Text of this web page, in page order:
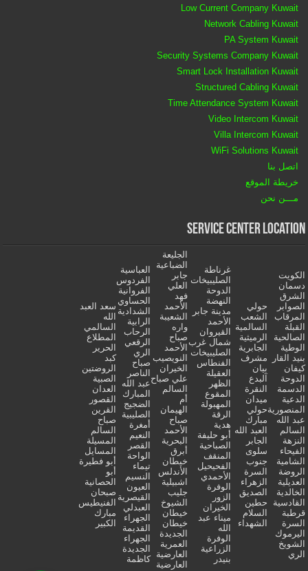
Low Current Company Kuwait
Network Cabling Kuwait
PA System Kuwait
Security Systems Company Kuwait
Smart Lock Installation Kuwait
Structured Cabling Kuwait
Time Attendance System Kuwait
Video Intercom Kuwait
Villa Intercom Kuwait
WiFi Solutions Kuwait
اتصل بنا
خريطة الموقع
مـــن نحن
Service Center Location
الكويت
دسمان
الشرق
الصوابر
المرقاب
القبلة
الصالحية
الوطية
بنيد القار
كيفان
الدوحة
الدسمة
الدعية
المنصورية
عبد الله
السالم
النزهة
الفيحاء
الشامية
الروضة
العديلية
الخالدية
القادسية
قرطبة
السرة
اليرموك
الشويخ
الري
حولي
الشعب
السالمية
الرميثية
الجابرية
مشرف
بيان
آلبدع
النقرة
ميدان
حولي
مبارك
العبد الله
الجابر
سلوى
جنوب
السرة
الزهراء
الصديق
حطين
السلام
الشهداء
غرناطة
الصليبيخات
الدوحة
النهضة
مدينة جابر
الأحمد
القيروان
شمال غرب
الصليبيخات
الفنطاس
العقيلة
الظهر
المقوع
المهبولة
الرقة
هدية
أبو حليفة
الصباحية
المنقف
الفحيحيل
الأحمدي
الوفرة
الزور
الخيران
ميناء عبد
الله
الوفرة
الزراعية
بنيدر
الجليعة
الضباعية
جابر
العلي
فهد
الأحمد
الشعيبة
واره
صباح
الأحمد
النويصيب
الخيران
علي صباح
السالم
أم
الهيمان
صباح
الأحمد
البحرية
أبرق
خيطان
الأندلس
اشبيلية
جليب
الشيوخ
خيطان
خيطان
الجديدة
العمرية
العارضية
العارضية
العباسية
الفردوس
الفروانية
الحساوي
الشدادية
الرابية
الرحاب
الرقعي
الري
صباح
الناصر
عبد الله
المبارك
الضجيج
الصليبية
أمغرة
النعيم
القصر
الواحة
تيماء
النسيم
العيون
القيصرية
العبدلي
الجهراء
القديمة
الجهراء
الجديدة
كاظمة
سعد العبد
الله
السالمي
المطلاع
الحرير
كبد
الروضتين
الصبية
العدان
القصور
القرين
صباح
السالم
المسيلة
المسايل
أبو فطيرة
أبو
الحصانية
صبحان
الفنيطيس
مبارك
الكبير